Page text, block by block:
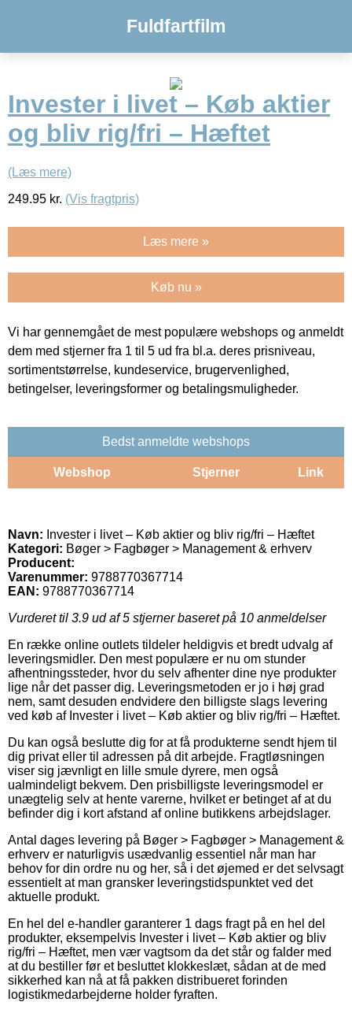
Fuldfartfilm
Invester i livet – Køb aktier
og bliv rig/fri – Hæftet
(Læs mere)
249.95 kr. (Vis fragtpris)
Læs mere »
Køb nu »
Vi har gennemgået de mest populære webshops og anmeldt
dem med stjerner fra 1 til 5 ud fra bl.a. deres prisniveau,
sortimentstørrelse, kundeservice, brugervenlighed,
betingelser, leveringsformer og betalingsmuligheder.
Bedst anmeldte webshops
Webshop Stjerner Link
Navn: Invester i livet – Køb aktier og bliv rig/fri – Hæftet
Kategori: Bøger > Fagbøger > Management & erhverv
Producent:
Varenummer: 9788770367714
EAN: 9788770367714
Vurderet til 3.9 ud af 5 stjerner baseret på 10 anmeldelser
En række online outlets tildeler heldigvis et bredt udvalg af
leveringsmidler. Den mest populære er nu om stunder
afhentningssteder, hvor du selv afhenter dine nye produkter
lige når det passer dig. Leveringsmetoden er jo i høj grad
nem, samt desuden endvidere den billigste slags levering
ved køb af Invester i livet – Køb aktier og bliv rig/fri – Hæftet.
Du kan også beslutte dig for at få produkterne sendt hjem til
dig privat eller til adressen på dit arbejde. Fragtløsningen
viser sig jævnligt en lille smule dyrere, men også
ualmindeligt bekvem. Den prisbilligste leveringsmodel er
unægtelig selv at hente varerne, hvilket er betinget af at du
befinder dig i kort afstand af online butikkens arbejdslager.
Antal dages levering på Bøger > Fagbøger > Management &
erhverv er naturligvis usædvanlig essentiel når man har
behov for din ordre nu og her, så i det øjemed er det selvsagt
essentielt at man gransker leveringstidspunktet ved det
aktuelle produkt.
En hel del e-handler garanterer 1 dags fragt på en hel del
produkter, eksempelvis Invester i livet – Køb aktier og bliv
rig/fri – Hæftet, men vær vagtsom da det står og falder med
at du bestiller før et besluttet klokkeslæt, sådan at de med
sikkerhed kan nå at få pakken distribueret forinden
logistikmedarbejderne holder fyraften.